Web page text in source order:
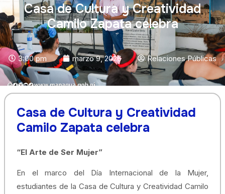
Casa de Cultura y Creatividad
Camilo Zapata celebra
3:00 pm marzo 9, 2026 Relaciones Públicas
Casa de Cultura y Creatividad
Camilo Zapata celebra
“El Arte de Ser Mujer”
En el marco del Día Internacional de la Mujer,
estudiantes de la Casa de Cultura y Creatividad Camilo